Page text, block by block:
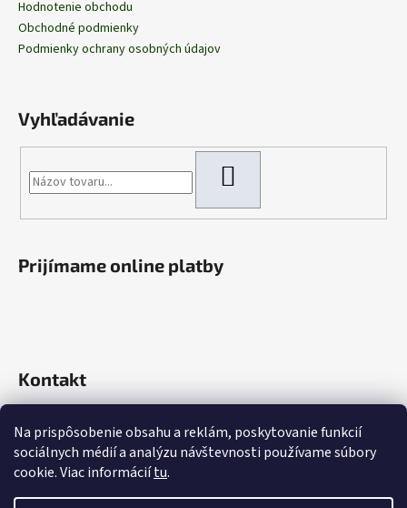
Na prispôsobenie obsahu a reklám, poskytovanie funkcií
sociálnych médií a analýzu návštevnosti používame súbory
cookie. Viac informáciítu.
Hodnotenie obchodu
Obchodné podmienky
Podmienky ochrany osobných údajov
Vyhľadávanie
Prijímame online platby
Kontakt
+421 907 621 753
+421 907 621 753